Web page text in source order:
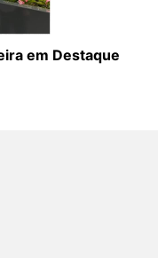
em Destaque